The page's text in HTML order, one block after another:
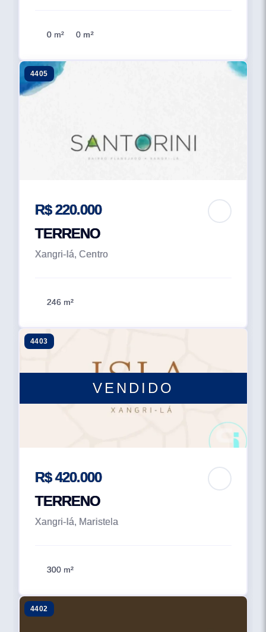
0 m² 0 m²
4405
R$ 220.000
TERRENO
Xangri-lá, Centro
246 m²
VENDIDO
4403
R$ 420.000
TERRENO
Xangri-lá, Maristela
300 m²
4402